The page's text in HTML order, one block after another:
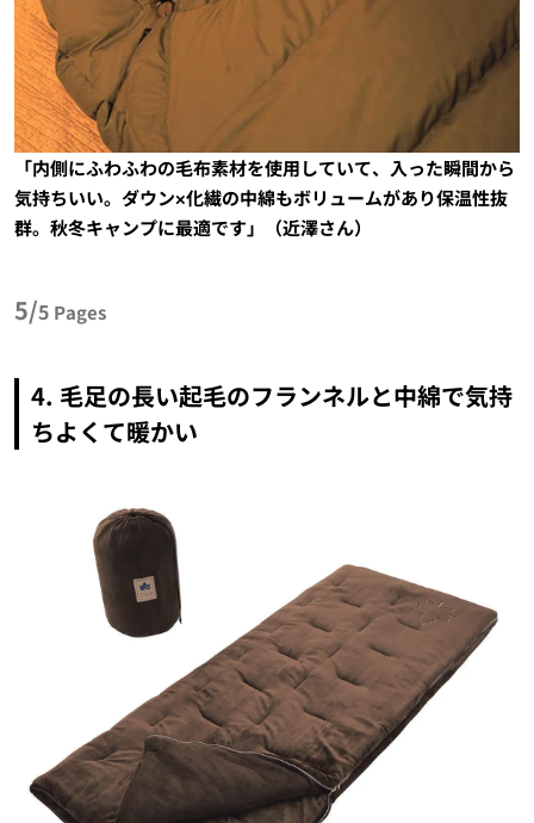
「内側にふわふわの毛布素材を使用していて、入った瞬間から
気持ちいい。ダウン×化繊の中綿もボリュームがあり保温性抜
群。秋冬キャンプに最適です」（近澤さん）
5/5 Pages
4. 毛足の長い起毛のフランネルと中綿で気持
ちよくて暖かい